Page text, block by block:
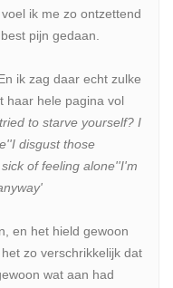
ik me zo ontzettend
pijn gedaan.
ik zag daar echt zulke
haar hele pagina vol
to starve yourself? I
disgust those
of feeling alone''I'm
en het hield gewoon
zo verschrikkelijk dat
wat aan had